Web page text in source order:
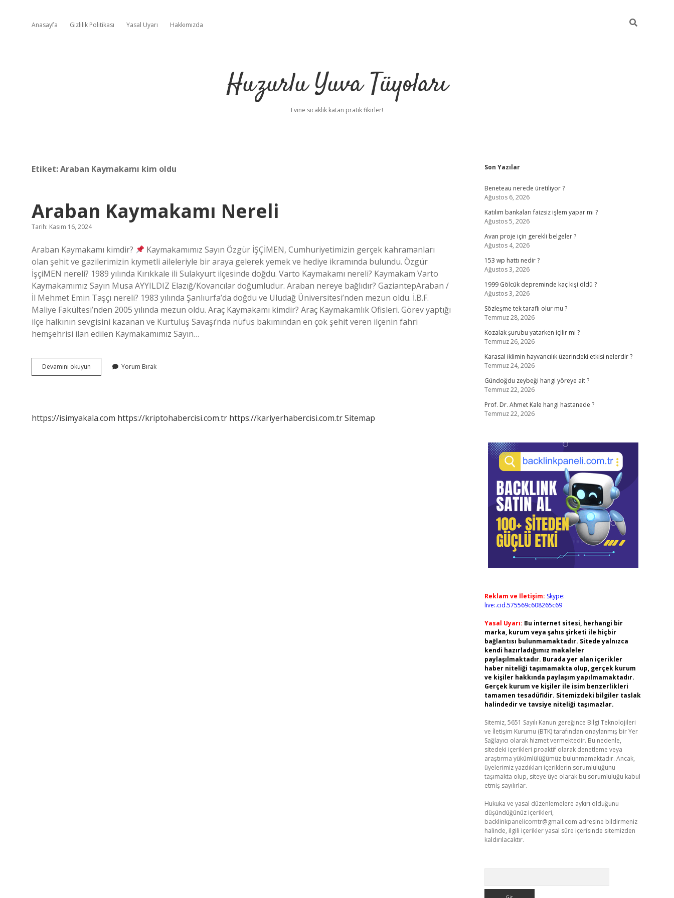
Anasayfa Gizlilik Politikası Yasal Uyarı Hakkımızda
Huzurlu Yuva Tüyoları
Evine sıcaklık katan pratik fikirler!
Etiket:Araban Kaymakamı kim oldu
Araban Kaymakamı Nereli
Tarih: Kasım 16, 2024
Araban Kaymakamı kimdir?
Kaymakamımız Sayın Özgür İŞÇİMEN, Cumhuriyetimizin gerçek kahramanları
olan şehit ve gazilerimizin kıymetli aileleriyle bir araya gelerek yemek ve hediye ikramında bulundu. Özgür
İşçiMEN nereli? 1989 yılında Kırıkkale ili Sulakyurt ilçesinde doğdu. Varto Kaymakamı nereli? Kaymakam Varto
Kaymakamımız Sayın Musa AYYILDIZ Elazığ/Kovancılar doğumludur. Araban nereye bağlıdır? GaziantepAraban /
İl Mehmet Emin Taşçı nereli? 1983 yılında Şanlıurfa’da doğdu ve Uludağ Üniversitesi’nden mezun oldu. İ.B.F.
Maliye Fakültesi’nden 2005 yılında mezun oldu. Araç Kaymakamı kimdir? Araç Kaymakamlık Ofisleri. Görev yaptığı
ilçe halkının sevgisini kazanan ve Kurtuluş Savaşı’nda nüfus bakımından en çok şehit veren ilçenin fahri
hemşehrisi ilan edilen Kaymakamımız Sayın…
Devamını okuyun
Kaymakamı
Yorum Bırak
https://isimyakala.com https://kriptohabercisi.com.tr https://kariyerhabercisi.com.trSitemap
Sidebar
Son Yazılar
Beneteau nerede üretiliyor ?
Ağustos 6, 2026
Katılım bankaları faizsiz işlem yapar mı ?
Ağustos 5, 2026
Avan proje için gerekli belgeler ?
Ağustos 4, 2026
153 wp hattı nedir ?
Ağustos 3, 2026
1999 Gölcük depreminde kaç kişi öldü ?
Ağustos 3, 2026
Sözleşme tek taraflı olur mu ?
Temmuz 28, 2026
Kozalak şurubu yatarken içilir mi ?
Temmuz 26, 2026
Karasal iklimin hayvancılık üzerindeki etkisi nelerdir ?
Temmuz 24, 2026
Gündoğdu zeybeği hangi yöreye ait ?
Temmuz 22, 2026
Prof. Dr. Ahmet Kale hangi hastanede ?
Temmuz 22, 2026
Reklam ve İletişim: Skype:
live:.cid.575569c608265c69
Yasal Uyarı: Bu internet sitesi, herhangi bir
marka, kurum veya şahıs şirketi ile hiçbir
bağlantısı bulunmamaktadır. Sitede yalnızca
kendi hazırladığımız makaleler
paylaşılmaktadır. Burada yer alan içerikler
haber niteliği taşımamakta olup, gerçek kurum
ve kişiler hakkında paylaşım yapılmamaktadır.
Gerçek kurum ve kişiler ile isim benzerlikleri
tamamen tesadüfidir. Sitemizdeki bilgiler taslak
halindedir ve tavsiye niteliği taşımazlar.
Sitemiz, 5651 Sayılı Kanun gereğince Bilgi Teknolojileri
ve İletişim Kurumu (BTK) tarafından onaylanmış bir Yer
Sağlayıcı olarak hizmet vermektedir. Bu nedenle,
sitedeki içerikleri proaktif olarak denetleme veya
araştırma yükümlülüğümüz bulunmamaktadır. Ancak,
üyelerimiz yazdıkları içeriklerin sorumluluğunu
taşımakta olup, siteye üye olarak bu sorumluluğu kabul
etmiş sayılırlar.
Hukuka ve yasal düzenlemelere aykırı olduğunu
düşündüğünüz içerikleri,
backlinkpanelicomtr@gmail.com adresine bildirmeniz
halinde, ilgili içerikler yasal süre içerisinde sitemizden
kaldırılacaktır.